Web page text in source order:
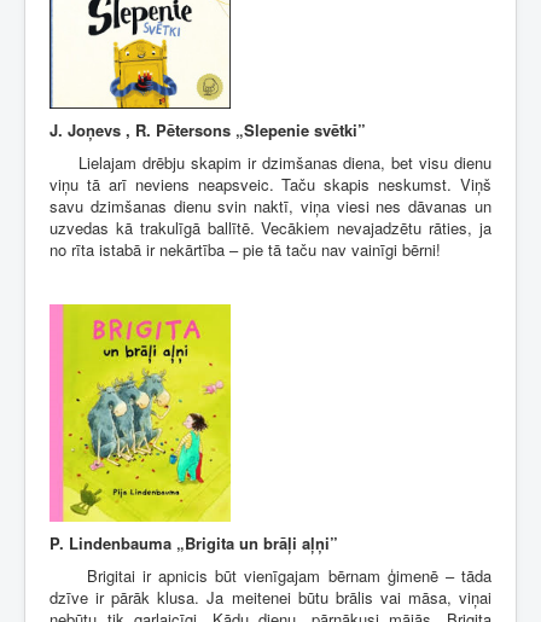
J. Joņevs , R. Pētersons „Slepenie svētki”
Lielajam drēbju skapim ir dzimšanas diena, bet visu dienu
viņu tā arī neviens neapsveic. Taču skapis neskumst. Viņš
savu dzimšanas dienu svin naktī, viņa viesi nes dāvanas un
uzvedas kā trakulīgā ballītē. Vecākiem nevajadzētu rāties, ja
no rīta istabā ir nekārtība – pie tā taču nav vainīgi bērni!
P. Lindenbauma „Brigita un brāļi aļņi”
Brigitai ir apnicis būt vienīgajam bērnam ģimenē – tāda
dzīve ir pārāk klusa. Ja meitenei būtu brālis vai māsa, viņai